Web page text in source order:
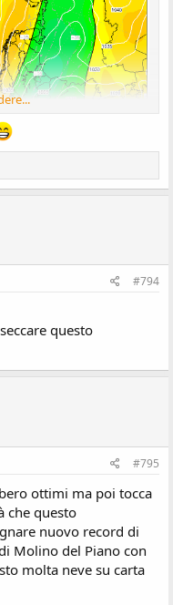
#794
questo
#795
ottimi ma poi tocca
che questo
nuovo record di
Molino del Piano con
molta neve su carta